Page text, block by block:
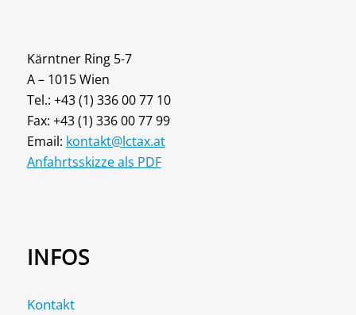
Kärntner Ring 5-7
A – 1015 Wien
Tel.: +43 (1) 336 00 77 10
Fax: +43 (1) 336 00 77 99
Email: kontakt@lctax.at
Anfahrtsskizze als PDF
INFOS
Kontakt